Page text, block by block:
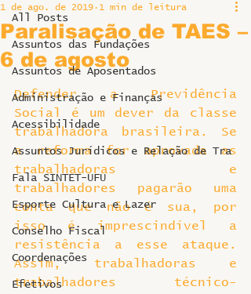
All Posts
Assuntos das Fundações
Assuntos de Aposentados
Administração e Finanças
Acessibilidade
Assuntos Jurídicos e Relação de Tra
Fala SINTET-UFU
Esporte Cultura e Lazer
Conselho Fiscal
Coordenações
Efetivos
Paralisação de TAES –
6 de agosto
1 de ago. de 2019 1 min de leitura
Defender a Previdência
Social é um dever da classe
trabalhadora brasileira. Se
a reforma for aprovada as
trabalhadoras e
trabalhadores pagarão uma
conta que não é sua, por
isso é imprescindível a
resistência a esse ataque.
Assim, trabalhadoras e
trabalhadores técnico-